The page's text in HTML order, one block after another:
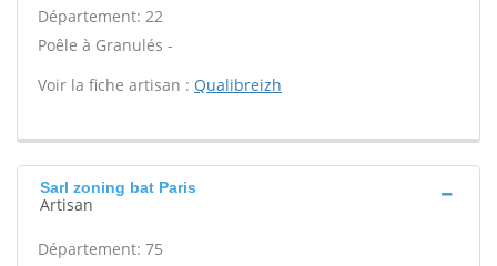
Département: 22
Poêle à Granulés -
Voir la fiche artisan : Qualibreizh
Sarl zoning bat Paris
Artisan
Département: 75